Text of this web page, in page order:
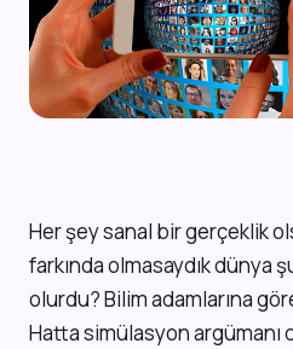
Her şey sanal bir gerçeklik
farkında olmasaydık dünya
olurdu? Bilim adamlarına
Hatta simülasyon